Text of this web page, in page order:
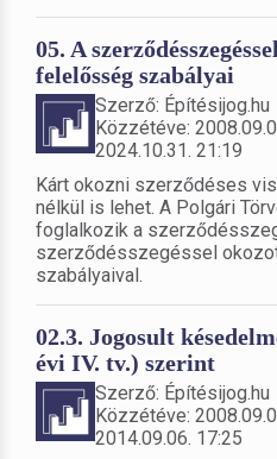
05. A
felelősség szabályai
Szerző: Építésijog.hu
Közzétéve:
2024.10.31. 21:19
Kárt okozni szerződéses
nélkül is lehet. A Polgári
foglalkozik a
szerződésszegéssel
szabályaival.
02.3. Jogosult
évi IV. tv.) szerint
Szerző: Építésijog.hu
Közzétéve:
2014.09.06. 17:25